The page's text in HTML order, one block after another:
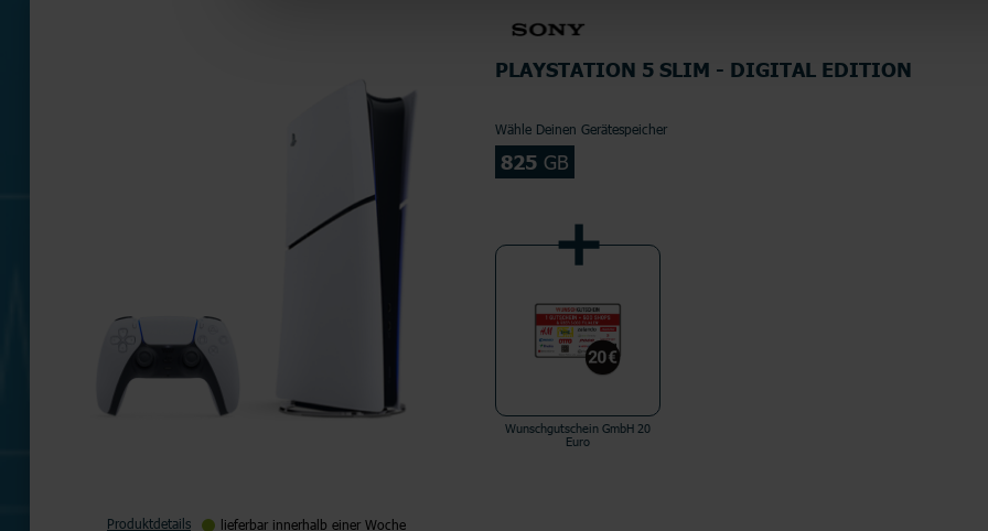
Produktdetails lieferbar innerhalb einer Woche
PLAYSTATION 5 SLIM - DIGITAL EDITION
Wähle Deinen Gerätespeicher
825 GB
Wunschgutschein GmbH 20
Euro